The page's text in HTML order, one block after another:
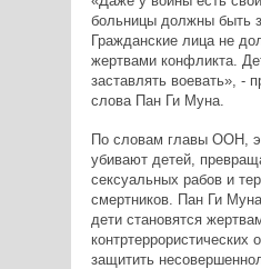
больницы должны быть
Гражданские лица не
жертвами конфликта.
заставлять воевать», -
слова Пан Ги Муна.
По словам главы ООН,
убивают детей,
сексуальных рабов и
смертников. Пан Ги
дети становятся
контртеррористических
защитить